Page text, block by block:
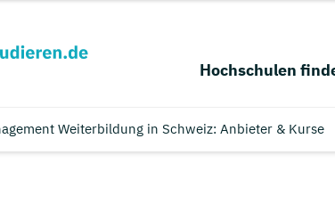
Hochschulen
Weiterbildung in Schweiz: Anbieter & Kurse